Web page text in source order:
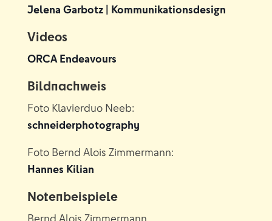
Jelena Garbotz | Kommunikationsdesign
Videos
ORCA Endeavours
Bildnachweis
Foto Klavierduo Neeb:
schneiderphotography
Foto Bernd Alois Zimmermann:
Hannes Kilian
Notenbeispiele